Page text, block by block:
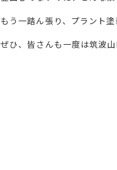
もう一踏ん張り、プラント
ぜひ、皆さんも一度は筑波